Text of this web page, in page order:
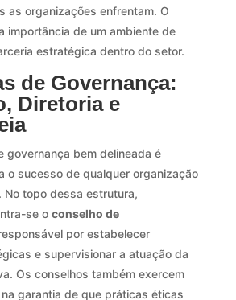
as organizações enfrentam. O
importância de um ambiente de
estratégica dentro do setor.
de Governança:
Diretoria e
governança bem delineada é
o sucesso de qualquer organização
No topo dessa estrutura,
se o conselho de
por estabelecer
e supervisionar a atuação da
Os conselhos também exercem
garantia de que práticas éticas